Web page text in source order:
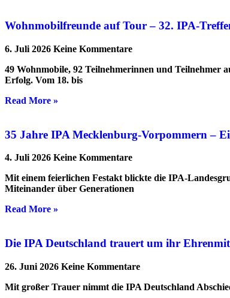
Wohnmobilfreunde auf Tour – 32. IPA-
6. Juli 2026 Keine Kommentare
49 Wohnmobile, 92 Teilnehmerinnen und Teilnehmer
Erfolg. Vom 18. bis
Read More »
35 Jahre IPA Mecklenburg-Vorpommern –
4. Juli 2026 Keine Kommentare
Mit einem feierlichen Festakt blickte die IPA-
Miteinander über Generationen
Read More »
Die IPA Deutschland trauert um ihr
26. Juni 2026 Keine Kommentare
Mit großer Trauer nimmt die IPA Deutschland